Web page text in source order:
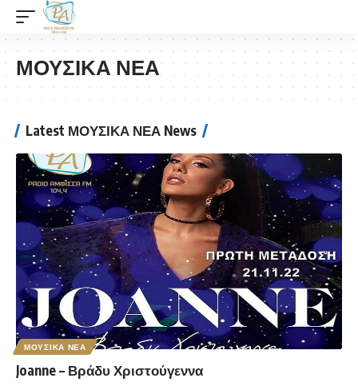
ΜΟΥΣΙΚΑ ΝΕΑ
Latest ΜΟΥΣΙΚΑ ΝΕΑ News
ΜΟΥΣΙΚΑ ΝΕΑ
Joanne – Βράδυ Χριστούγεννα